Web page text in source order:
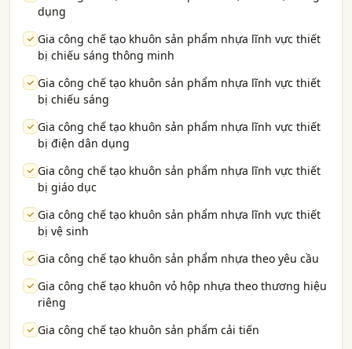
dụng
Gia công chế tạo khuôn sản phẩm nhựa lĩnh vực thiết
bị chiếu sáng thông minh
Gia công chế tạo khuôn sản phẩm nhựa lĩnh vực thiết
bị chiếu sáng
Gia công chế tạo khuôn sản phẩm nhựa lĩnh vực thiết
bị điện dân dụng
Gia công chế tạo khuôn sản phẩm nhựa lĩnh vực thiết
bị giáo dục
Gia công chế tạo khuôn sản phẩm nhựa lĩnh vực thiết
bị vệ sinh
Gia công chế tạo khuôn sản phẩm nhựa theo yêu cầu
Gia công chế tạo khuôn vỏ hộp nhựa theo thương hiệu
riêng
Gia công chế tạo khuôn sản phẩm cải tiến